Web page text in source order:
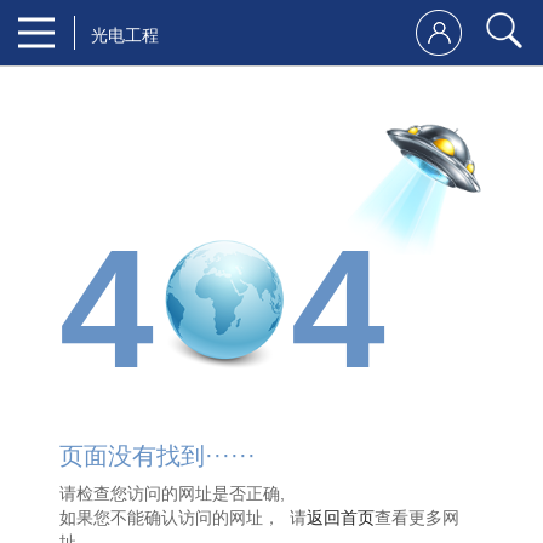
光电工程
4 4
页面没有找到······
请检查您访问的网址是否正确,
如果您不能确认访问的网址， 请返回首页查看更多网